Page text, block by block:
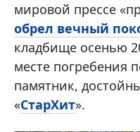
мировой прессе
обрел вечный
кладбище осенью
месте погребения
памятник,
«СтарХит».